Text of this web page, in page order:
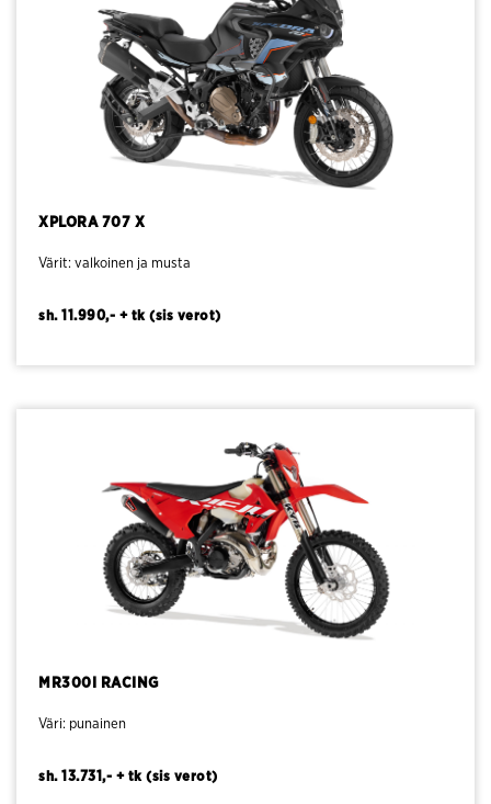
XPLORA 707 X
Värit: valkoinen ja musta
sh. 11.990,- + tk (sis verot)
MR300I RACING
Väri: punainen
sh. 13.731,- + tk (sis verot)